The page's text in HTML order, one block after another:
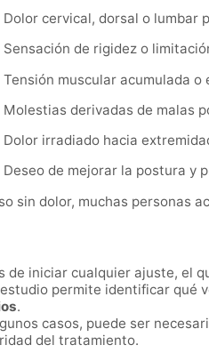
Dolor cervical, dorsal o lumbar
Sensación de rigidez o
Tensión muscular acumulada o
Molestias derivadas de malas
Dolor irradiado hacia
Deseo de mejorar la postura y
sin dolor, muchas personas
de iniciar cualquier ajuste, el
permite identificar qué
.
casos, puede ser
del tratamiento.